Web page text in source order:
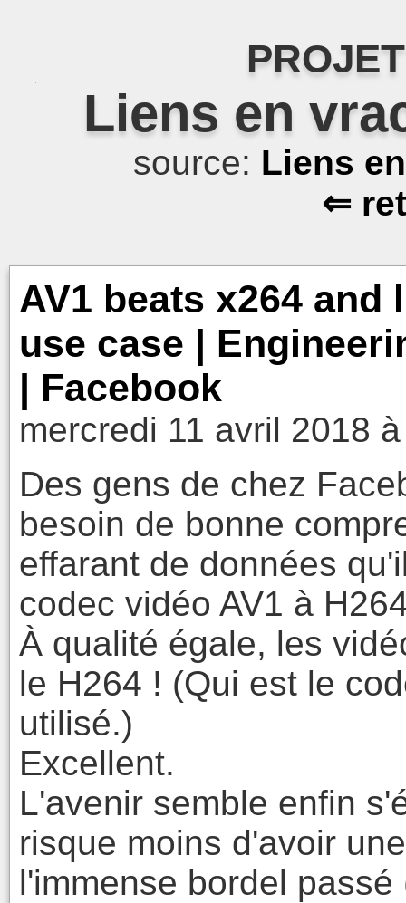
Liens en
source: Liens
⇐
AV1 beats x264
use case |
| Facebook
mercredi 11 avril 2018
Des gens de chez
besoin de bonne
effarant de données
codec vidéo AV1 à
À qualité égale, les
le H264 ! (Qui est le
utilisé.)
Excellent.
L'avenir semble enfin
risque moins d'avoir
l'immense bordel